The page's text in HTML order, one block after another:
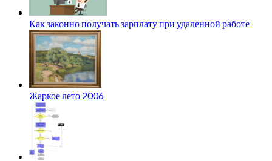
Как законно получать зарплату при удаленной работе
Жаркое лето 2006